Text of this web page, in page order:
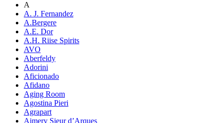
A
A. J. Fernandez
A.Bergere
A.E. Dor
A.H. Riise Spirits
AVO
Aberfeldy
Adorini
Aficionado
Afidano
Aging Room
Agostina Pieri
Agrapart
Aimery Sieur d’Arques